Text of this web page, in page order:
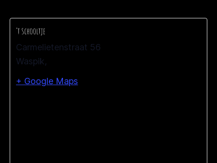
’t Schooltje
Carmelietenstraat 56
Waspik,
+ Google Maps